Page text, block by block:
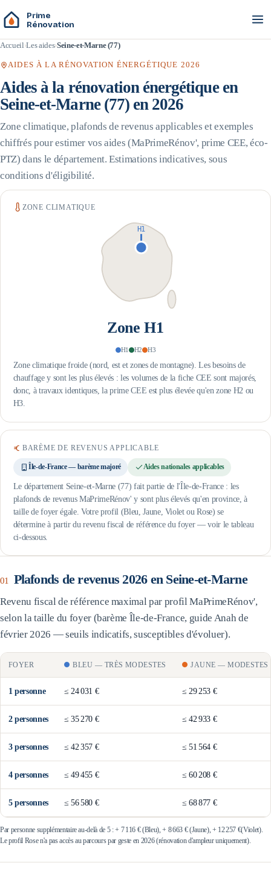
Prime
Rénovation
Accueil Les aides Seine-et-Marne (77)
AIDES À LA RÉNOVATION ÉNERGÉTIQUE 2026
Aides à la rénovation énergétique en
Seine-et-Marne(77) en 2026
Zone climatique, plafonds de revenus applicables et exemples
chiffrés pour estimer vos aides (MaPrimeRénov', prime CEE, éco-
PTZ) dans le département. Estimations indicatives, sous
conditions d'éligibilité.
ZONE CLIMATIQUE
H1
ZoneH1
H1 H2 H3
Zone climatique froide (nord, est et zones de montagne). Les besoins de
chauffage y sont les plus élevés : les volumes de la fiche CEE sont majorés,
donc, à travaux identiques, la prime CEE est plus élevée qu'en zone H2 ou
H3.
BARÈME DE REVENUS APPLICABLE
Île-de-France — barème majoré Aides nationales applicables
Le département Seine-et-Marne (77) fait partie de l'Île-de-France : les
plafonds de revenus MaPrimeRénov' y sont plus élevés qu'en province, à
taille de foyer égale. Votre profil (Bleu, Jaune, Violet ou Rose) se
détermine à partir du revenu fiscal de référence du foyer — voir le tableau
ci-dessous.
01 Plafonds de revenus 2026 en Seine-et-Marne
Revenu fiscal de référence maximal par profil MaPrimeRénov',
selon la taille du foyer (barème Île-de-France, guide Anah de
février 2026 — seuils indicatifs, susceptibles d'évoluer).
FOYER BLEU — TRÈS MODESTES JAUNE —MODESTES
1 personne ≤ 24 031 € ≤ 29 253 €
2personnes ≤35 270 € ≤42 933 €
3personnes ≤42 357 € ≤51 564 €
4personnes ≤49 455 € ≤60 208 €
5personnes ≤56 580 € ≤68 877 €
Par personne supplémentaire au-delà de 5 : + 7 116 €(Bleu), + 8 663 €(Jaune), + 12 257 €(Violet).
Le profil Rose n'a pas accès au parcours par geste en 2026 (rénovation d'ampleur uniquement).